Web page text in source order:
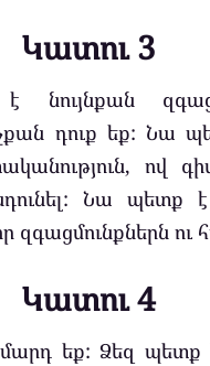
Կատու 3
դուք եք: Նա
ով
Նա պետք
ու
Կատու 4
եք: Ձեզ պետք